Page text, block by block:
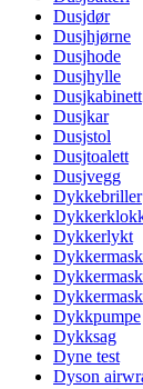
Dusjdør
Dusjhjørne
Dusjhode
Dusjhylle
Dusjkabinett
Dusjkar
Dusjstol
Dusjtoalett
Dusjvegg
Dykkebriller
Dykkerlykt
Dykkpumpe
Dykksag
Dyne test
Dyson